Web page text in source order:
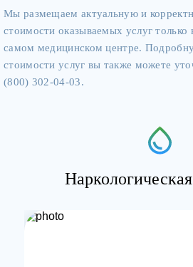
Мы размещаем актуальную и
стоимости оказываемых услуг только
самом медицинском центре.
стоимости услуг вы также можете
(800) 302-04-03.